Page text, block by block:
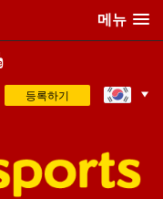
메뉴
등록하기